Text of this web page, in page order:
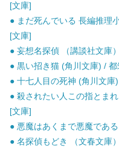
[文庫]
● まだ死んでいる 長編推理
[文庫]
● 妄想名探偵 （講談社文庫
● 黒い招き猫 (角川文庫) /
● 十七人目の死神 (角川文庫
● 殺されたい人この指とま
[文庫]
● 悪魔はあくまで悪魔であ
● 名探偵もどき （文春文庫